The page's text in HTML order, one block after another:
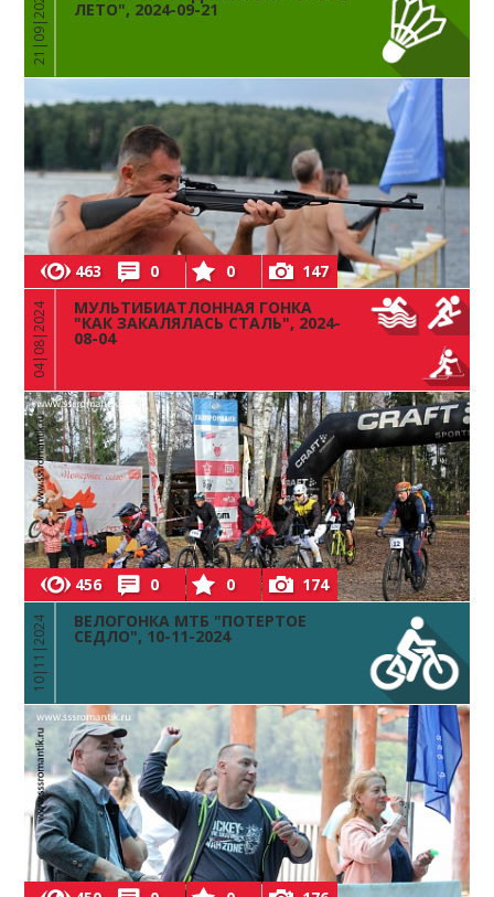
21|09|2024 ЛЕТО", 2024-09-21
463 0 0 147
04|08|2024 МУЛЬТИБИАТЛОННАЯ ГОНКА
"КАК ЗАКАЛЯЛАСЬ СТАЛЬ", 2024-
08-04
456 0 0 174
10|11|2024 ВЕЛОГОНКА МТБ "ПОТЕРТОЕ
СЕДЛО", 10-11-2024